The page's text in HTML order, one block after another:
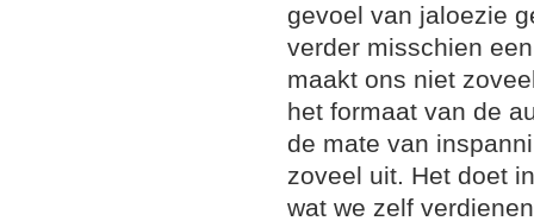
gevoel van jaloezie
verder misschien
maakt ons niet
het formaat van de
de mate van
zoveel uit. Het doet
wat we zelf